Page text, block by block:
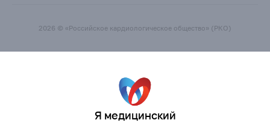
2026 © «Российское кардиологическое общество» (РКО)
Я медицинский